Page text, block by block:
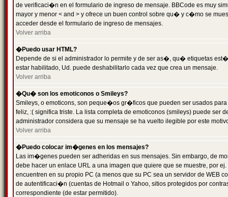
de verificaci�n en el formulario de ingreso de mensaje. BBCode es muy
mayor y menor < and > y ofrece un buen control sobre qu� y c�mo se
acceder desde el formulario de ingreso de mensajes.
Volver arriba
�Puedo usar HTML?
Depende de si el administrador lo permite y de ser as�, qu� etiquetas
estar habilitado, Ud. puede deshabilitarlo cada vez que crea un mensaje.
Volver arriba
�Qu� son los emoticonos o Smileys?
Smileys, o emoticons, son peque�os gr�ficos que pueden ser usados
feliz, :( significa triste. La lista completa de emoticonos (smileys) puede
administrador considera que su mensaje se ha vuelto ilegible por este
Volver arriba
�Puedo colocar im�genes en los mensajes?
Las im�genes pueden ser adheridas en sus mensajes. Sin embargo, de
debe hacer un enlace URL a una imagen que quiere que se muestre, por
encuentren en su propio PC (a menos que su PC sea un servidor de
de autentificaci�n (cuentas de Hotmail o Yahoo, sitios protegidos por
correspondiente (de estar permitido).